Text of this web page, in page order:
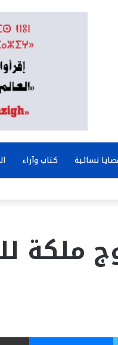
نسائية كتاب وآراء
ملكة
تويتر ماسنجر